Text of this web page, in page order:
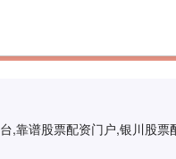
,靠谱股票配资门户,银川股